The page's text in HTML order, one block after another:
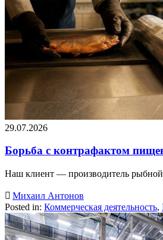
29.07.2026
Борьба с контрафактом
Наш клиент — производитель
 Михаил Антонов
Posted in: Коммерческая деятельность,